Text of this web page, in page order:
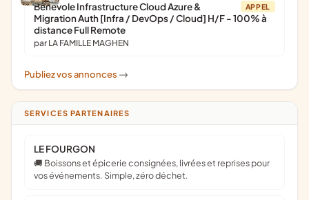
APPEL
Bénévole Infrastructure Cloud Azure &
Migration Auth [Infra / DevOps / Cloud] H/F - 100% à
distance Full Remote
par LA FAMILLE MAGHEN
Publiez vos annonces ->
SERVICES PARTENAIRES
LE FOURGON
🚚 Boissons et épicerie consignées, livrées et reprises pour
vos événements. Simple, zéro déchet.